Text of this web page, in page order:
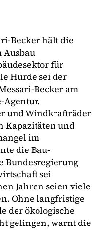
Becker hält die
Ausbau
für
Hürde sei der
Becker am
Agentur.
und Windkrafträder
Kapazitäten und
im
die Bau-
Bundesregierung
sei
Jahren seien viele
Ohne langfristige
der ökologische
gelingen, warnt die